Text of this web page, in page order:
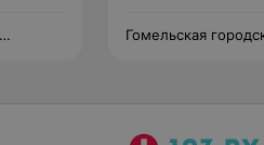
Гомельская